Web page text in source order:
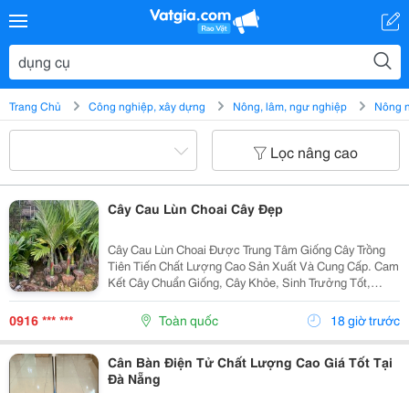
Trang Chủ Công nghiệp, xây dựng Nông, lâm, ngư nghiệp Nông
Lọc nâng cao
Cây Cau Lùn Choai Cây Đẹp
Cây Cau Lùn Choai Được Trung Tâm Giống Cây Trồng
Tiên Tiến Chất Lượng Cao Sản Xuất Và Cung Cấp. Cam
Kết Cây Chuẩn Giống, Cây Khỏe, Sinh Trưởng Tốt,
Dáng Đẹp, Chất Lượng Cao. Sđt/ Zalo: 0916.430.455
Đặc Điểm Cây Cau Lùn Choai Cau Lùn Choai Là Dòng
0916 *** *** Toàn quốc 18 giờ trước
Cân Bàn Điện Tử Chất Lượng Cao Giá Tốt Tại
Đà Nẵng